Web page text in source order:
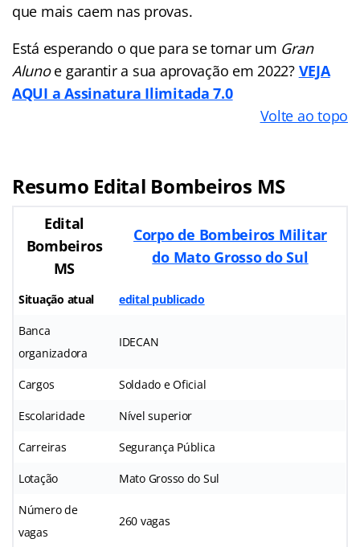
que mais caem nas provas.
Está esperando o que para se tornar um Gran
Alunoe garantir a sua aprovação em 2022? VEJA
AQUI a Assinatura Ilimitada 7.0
Volte ao topo
Resumo Edital Bombeiros MS
Edital
Bombeiros
MS
Corpo de Bombeiros Militar
do Mato Grosso do Sul
Situação atual edital publicado
Banca
organizadora
IDECAN
Cargos Soldado e Oficial
Escolaridade Nível superior
Carreiras Segurança Pública
Lotação Mato Grosso do Sul
Número de
vagas
260 vagas